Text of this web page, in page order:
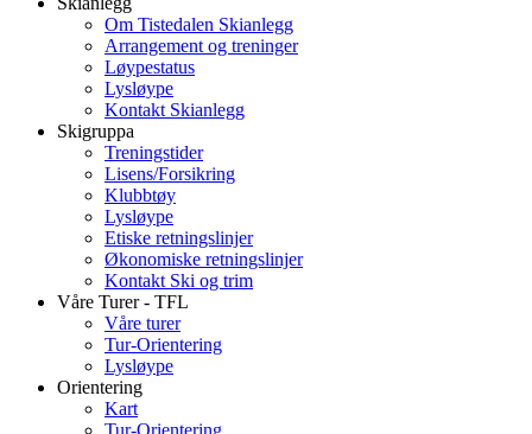
Om Tistedalen Skianlegg
Arrangement og treninger
Løypestatus
Lysløype
Kontakt Skianlegg
Skigruppa
Treningstider
Lisens/Forsikring
Klubbtøy
Lysløype
Etiske retningslinjer
Økonomiske retningslinjer
Kontakt Ski og trim
Våre Turer - TFL
Våre turer
Tur-Orientering
Lysløype
Orientering
Kart